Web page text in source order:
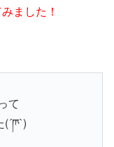
ました！
て